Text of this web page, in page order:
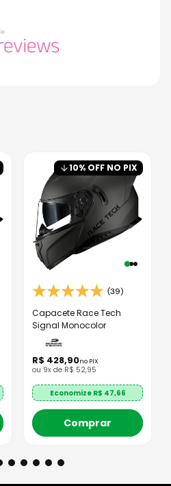
10% OFF NO PIX
(39)
Capacete Race Tech
Signal Monocolor
R$ 428,90no PIX
ou 9x de R$ 52,95
Economize R$ 47,66
Comprar